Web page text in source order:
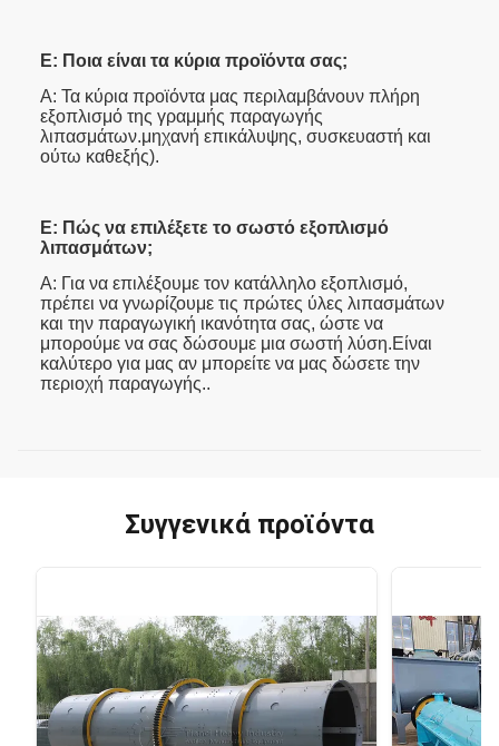
Ε: Ποια είναι τα κύρια προϊόντα σας;
Α: Τα κύρια προϊόντα μας περιλαμβάνουν πλήρη
εξοπλισμό της γραμμής παραγωγής
λιπασμάτων.μηχανή επικάλυψης, συσκευαστή και
ούτω καθεξής).
Ε: Πώς να επιλέξετε το σωστό εξοπλισμό
λιπασμάτων;
Α: Για να επιλέξουμε τον κατάλληλο εξοπλισμό,
πρέπει να γνωρίζουμε τις πρώτες ύλες λιπασμάτων
και την παραγωγική ικανότητα σας, ώστε να
μπορούμε να σας δώσουμε μια σωστή λύση.Είναι
καλύτερο για μας αν μπορείτε να μας δώσετε την
περιοχή παραγωγής..
Συγγενικά προϊόντα